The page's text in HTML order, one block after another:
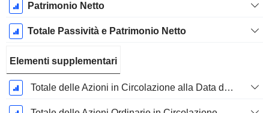
Patrimonio Netto
Totale Passività e Patrimonio Netto
Elementi supplementari
Totale delle Azioni in Circolazione alla Data di Deposito